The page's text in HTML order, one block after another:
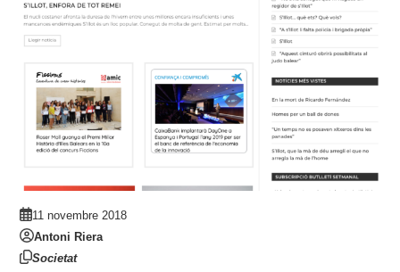
11 novembre 2018
Antoni Riera
Societat